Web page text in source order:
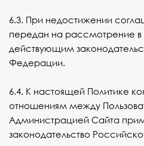
6.3. При недостижении
передан на рассмотрение в
действующим
Федерации.
6.4. К настоящей Политике
отношениям между
Администрацией Сайта
законодательство